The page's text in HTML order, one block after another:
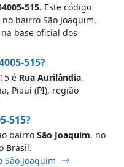
515. Este código
bairro São Joaquim,
base oficial dos
515?
é Rua Aurilândia,
Piauí (PI), região
515?
bairro São Joaquim, no
Brasil.
São Joaquim